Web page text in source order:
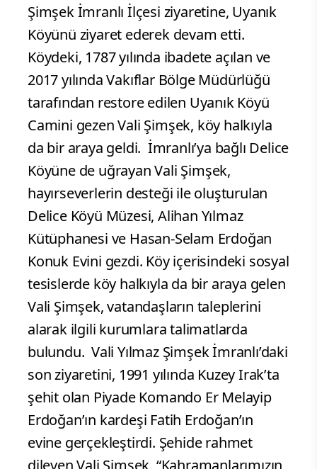
Şimşek İmranlı İlçesi ziyaretine, Uyanık
Köyünü ziyaret ederek devam etti.
Köydeki, 1787 yılında ibadete açılan ve
2017 yılında Vakıflar Bölge Müdürlüğü
tarafından restore edilen Uyanık Köyü
Camini gezen Vali Şimşek, köy halkıyla
da bir araya geldi. İmranlı’ya bağlı Delice
Köyüne de uğrayan Vali Şimşek,
hayırseverlerin desteği ile oluşturulan
Delice Köyü Müzesi, Alihan Yılmaz
Kütüphanesi ve Hasan-Selam Erdoğan
Konuk Evini gezdi. Köy içerisindeki sosyal
tesislerde köy halkıyla da bir araya gelen
Vali Şimşek, vatandaşların taleplerini
alarak ilgili kurumlara talimatlarda
bulundu. Vali Yılmaz Şimşek İmranlı’daki
son ziyaretini, 1991 yılında Kuzey Irak’ta
şehit olan Piyade Komando Er Melayip
Erdoğan’ın kardeşi Fatih Erdoğan’ın
evine gerçekleştirdi. Şehide rahmet